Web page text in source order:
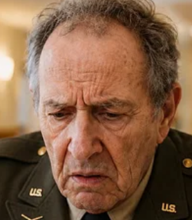
i osjećaj sigurnosti. Situacije koje su
moći da odahnete.
dobroti i iskrenosti koje su